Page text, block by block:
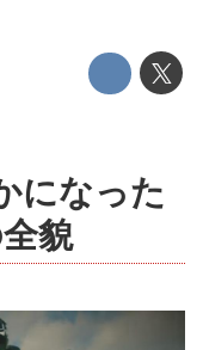
になった
貌